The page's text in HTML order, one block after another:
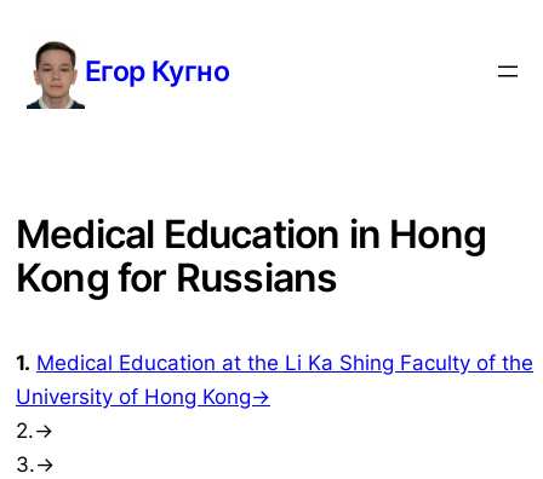
содержимому
Егор Кугно
Medical Education in Hong
Kong for Russians
1. Medical Education at the Li Ka Shing Faculty of the
University of Hong Kong→
2.→
3.→